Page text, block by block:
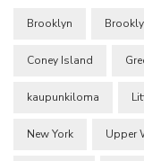
Brooklyn
Coney Island
kaupunkiloma
New York Upper